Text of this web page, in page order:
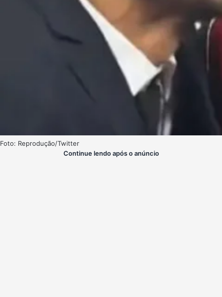
Foto: Reprodução/Twitter
Continue lendo após o anúncio